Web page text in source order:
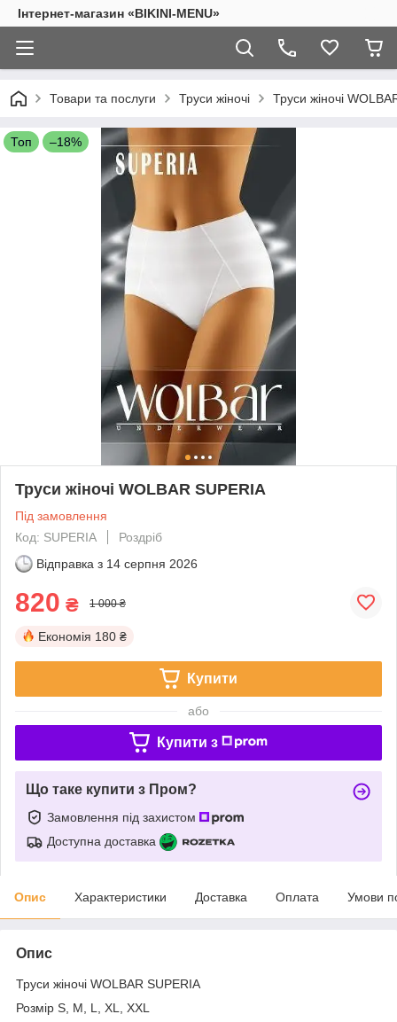
Інтернет-магазин «BIKINI-MENU»
Товари та послуги Труси жіночі Труси жіночі
Топ –18%
Труси жіночі WOLBAR SUPERIA
Під замовлення
Код: SUPERIA
Роздріб
Відправка з 14 серпня 2026
820 ₴ 1 000 ₴
Економія 180 ₴
Купити
або
Купити з
Що таке купити з Пром?
Замовлення під захистом
Доступна доставка
Опис Характеристики Доставка Оплата Умови
Опис
Труси жіночі WOLBAR SUPERIA
Розмір S, M, L, XL, XXL